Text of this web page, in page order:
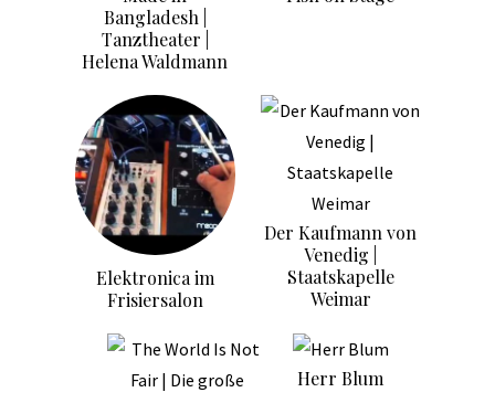
Bangladesh |
Tanztheater |
Helena Waldmann
Elektronica im
Frisiersalon
Der Kaufmann von
Venedig |
Staatskapelle
Weimar
Herr Blum